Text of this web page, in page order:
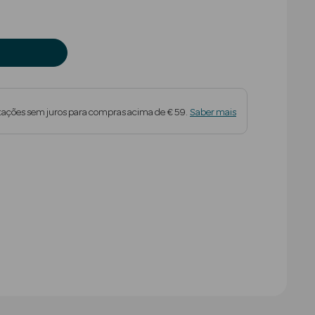
sem juros para compras acima de € 59. Saber mais